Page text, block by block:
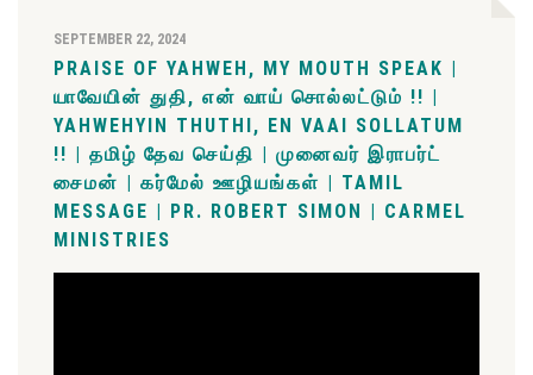
SEPTEMBER 22, 2024
PRAISE OF YAHWEH, MY MOUTH SPEAK |
யாவேயின் துதி, என் வாய் சொல்லட்டும் !! |
YAHWEHYIN THUTHI, EN VAAI SOLLATUM
!! | தமிழ் தேவ செய்தி | முனைவர் இராபர்ட்
சைமன் | கர்மேல் ஊழியங்கள் | TAMIL
MESSAGE | PR. ROBERT SIMON | CARMEL
MINISTRIES